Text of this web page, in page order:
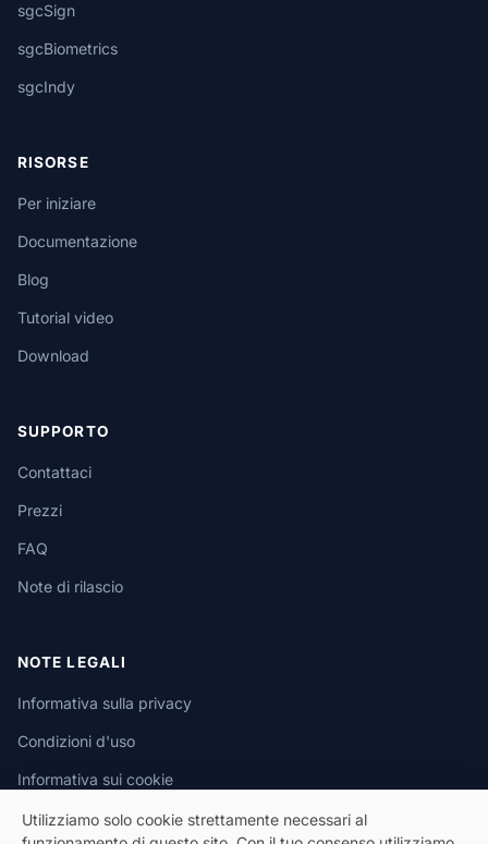
sgcSign
sgcBiometrics
sgcIndy
RISORSE
Per iniziare
Documentazione
Blog
Tutorial video
Download
SUPPORTO
Contattaci
Prezzi
FAQ
Note di rilascio
NOTE LEGALI
Informativa sulla privacy
Condizioni d'uso
Informativa sui cookie
Utilizziamo solo cookie strettamente necessari al